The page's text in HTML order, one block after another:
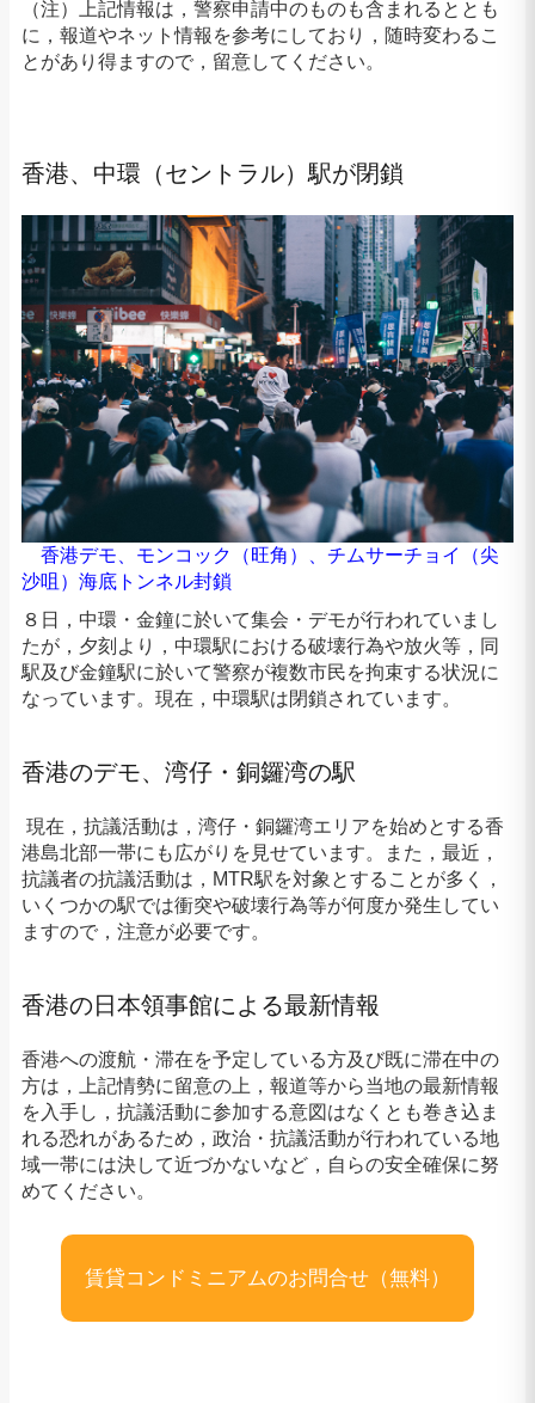
（注）上記情報は，警察申請中のものも含まれるととも
に，報道やネット情報を参考にしており，随時変わるこ
とがあり得ますので，留意してください。
香港、中環（セントラル）駅が閉鎖
香港デモ、モンコック（旺角）、チムサーチョイ（尖
沙咀）海底トンネル封鎖
８日，中環・金鐘に於いて集会・デモが行われていまし
たが，夕刻より，中環駅における破壊行為や放火等，同
駅及び金鐘駅に於いて警察が複数市民を拘束する状況に
なっています。現在，中環駅は閉鎖されています。
香港のデモ、湾仔・銅鑼湾の駅
現在，抗議活動は，湾仔・銅鑼湾エリアを始めとする香
港島北部一帯にも広がりを見せています。また，最近，
抗議者の抗議活動は，MTR駅を対象とすることが多く，
いくつかの駅では衝突や破壊行為等が何度か発生してい
ますので，注意が必要です。
香港の日本領事館による最新情報
香港への渡航・滞在を予定している方及び既に滞在中の
方は，上記情勢に留意の上，報道等から当地の最新情報
を入手し，抗議活動に参加する意図はなくとも巻き込ま
れる恐れがあるため，政治・抗議活動が行われている地
域一帯には決して近づかないなど，自らの安全確保に努
めてください。
賃貸コンドミニアムのお問合せ（無料）